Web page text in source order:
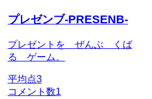
プレゼンブ-PRESENB-
プレゼントを ぜんぶ くば
る ゲーム。
平均点3
コメント数1